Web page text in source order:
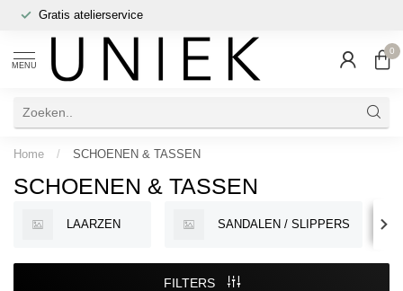
Gratis atelierservice
MENU
0
Home / SCHOENEN & TASSEN
SCHOENEN & TASSEN
LAARZEN SANDALEN / SLIPPERS
FILTERS